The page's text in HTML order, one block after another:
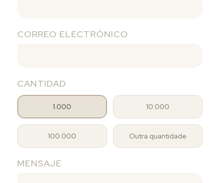
CORREO ELECTRÓNICO
CANTIDAD
1.000 10.000
100.000 Outra quantidade
MENSAJE